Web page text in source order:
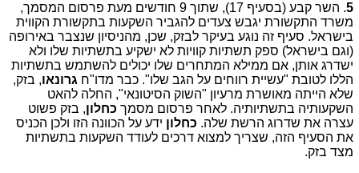
5
. השר קבע (בסעיף 17), שתוך 9 חודשים מעת פרסום המסמך,
משרד התקשורת יגבש צעדים להגביר השקעות בתקשורת הקווית
בישראל. סעיף זה נוגע בעיקר לבזק, שכן, מהניסיון שנצבר באירופה
(וגם בישראל) ספק תשתיות קוויות לא ישקיע בתשתיות שלו ולא
ישדרג אותן, אם ממילא המתחרים שלו יכולים להשתמש בתשתיות
הללו לטובת "עשיית רווחים על הגב שלו". כבר מדו"ח גרונאו, בזק,
שלא הייתה מאושרת מרעיון "השוק הסיטונאי", החלה להאט
השקעותיה בתשתיותיה. לאחר פרסום מסמך כחלון, בזק פשוט
עצרה את שדרוג הרשת שלה. כחלון ידע על הכוונה הזו ולכן הכניס
את הסעיף הזה, שצריך למצוא דרכים לעודד השקעות בתשתיות
מצד בזק.